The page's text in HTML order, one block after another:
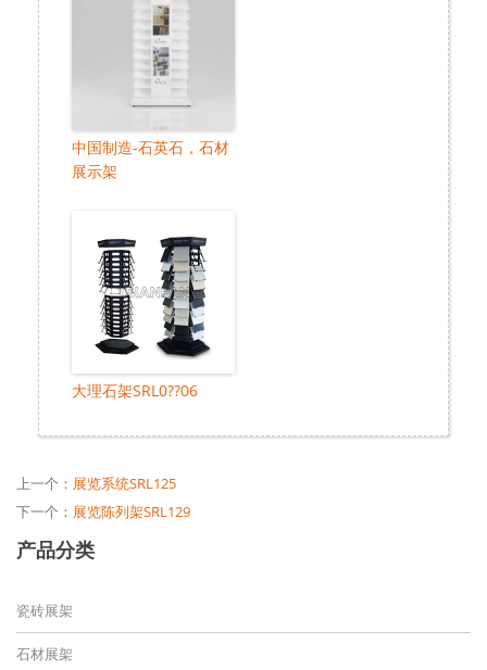
中国制造-石英石，石材
展示架
大理石架SRL0??06
上一个： 展览系统SRL125
下一个： 展览陈列架SRL129
产品分类
瓷砖展架
石材展架